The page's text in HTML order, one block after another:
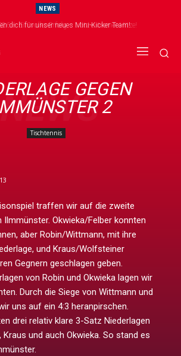
NEWS
– Ein voller Erfolg – trotz extremer Hitze!
dich für unser neues Mini-Kicker Team!
GEGEN
2
Tischtennis
traffen wir auf die zweite
Okwieka/Felber konnten
aber Robin/Wittmann, mit ihre
und Kraus/Wolfsteiner
Gegnern geschlagen geben.
von Robin und Okwieka lagen wir
Durch die Siege von Wittmann und
uns auf ein 4:3 heranpirschen.
drei relativ klare 3-Satz Niederlagen
und auch Okwieka. So stand es